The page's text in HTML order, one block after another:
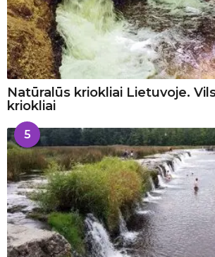
Natūralūs kriokliai Lietuvoje.
kriokliai
5